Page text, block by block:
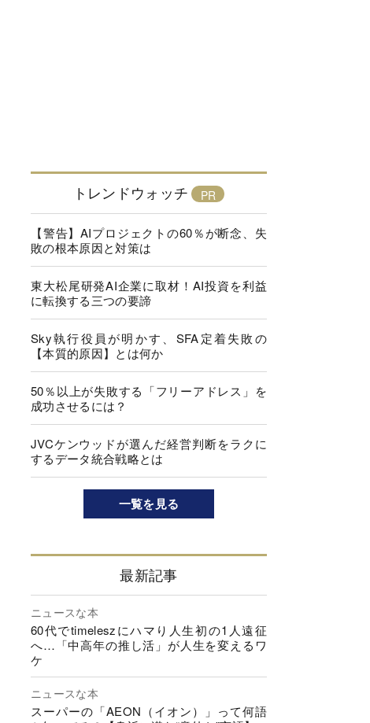
トレンドウォッチ
【警告】AIプロジェクトの60％が断念、失
敗の根本原因と対策は
東大松尾研発AI企業に取材！AI投資を利益
に転換する三つの要諦
Sky執行役員が明かす、SFA定着失敗の
【本質的原因】とは何か
50％以上が失敗する「フリーアドレス」を
成功させるには？
JVCケンウッドが選んだ経営判断をラクに
するデータ統合戦略とは
一覧を見る
最新記事
ニュースな本
60代でtimeleszにハマり人生初の1人遠征
へ…「中高年の推し活」が人生を変えるワ
ケ
ニュースな本
スーパーの「AEON（イオン）」って何語